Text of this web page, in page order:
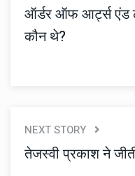
ऑर्डर ऑफ आर्ट्स एंड
कौन थे?
NEXT STORY
तेजस्वी प्रकाश ने